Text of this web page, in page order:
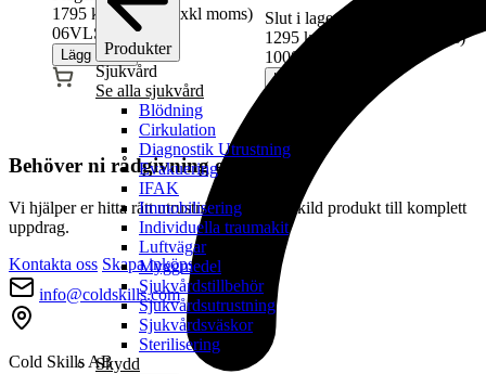
Produkter
Sjukvård
Se alla sjukvård
Blödning
Cirkulation
Diagnostik Utrustning
Evakuering
IFAK
Immobilisering
Individuella traumakit
Luftvägar
Myggmedel
Sjukvårdstillbehör
Sjukvårdsutrustning
Sjukvårdsväskor
Sterilisering
Skydd
1795 kr (1436
exkl moms)
06VLSt01D
Lägg i lista
Slut i lager
1295kr
exkl moms)
10007R2
Lägg i lista
Behöver ni rådgivning eller offert?
Vi hjälper er hitta rätt utrustning – från enskild produkt till komplett
uppdrag.
Kontakta oss Skapa inköpslista
info@coldskills.com
Cold Skills AB